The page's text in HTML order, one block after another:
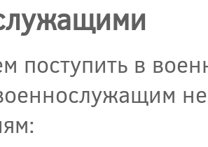
поступить в